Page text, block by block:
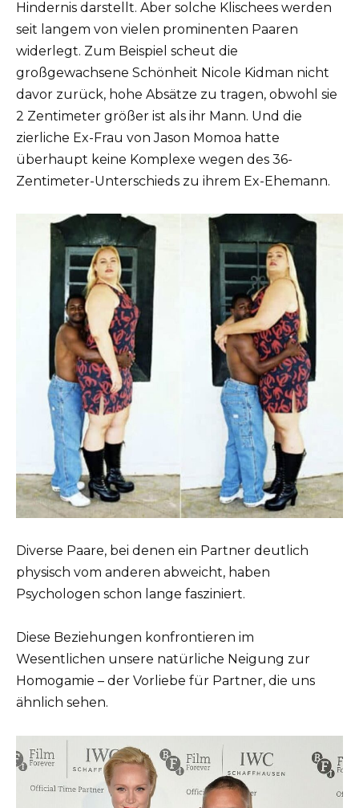
Hindernis darstellt. Aber solche Klischees werden
seit langem von vielen prominenten Paaren
widerlegt. Zum Beispiel scheut die
großgewachsene Schönheit Nicole Kidman nicht
davor zurück, hohe Absätze zu tragen, obwohl sie
2 Zentimeter größer ist als ihr Mann. Und die
zierliche Ex-Frau von Jason Momoa hatte
überhaupt keine Komplexe wegen des 36-
Zentimeter-Unterschieds zu ihrem Ex-Ehemann.
Diverse Paare, bei denen ein Partner deutlich
physisch vom anderen abweicht, haben
Psychologen schon lange fasziniert.
Diese Beziehungen konfrontieren im
Wesentlichen unsere natürliche Neigung zur
Homogamie – der Vorliebe für Partner, die uns
ähnlich sehen.